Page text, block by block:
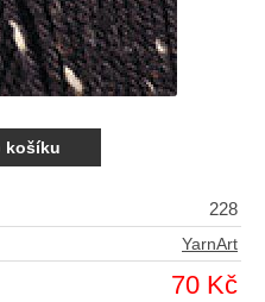
228
YarnArt
70 Kč